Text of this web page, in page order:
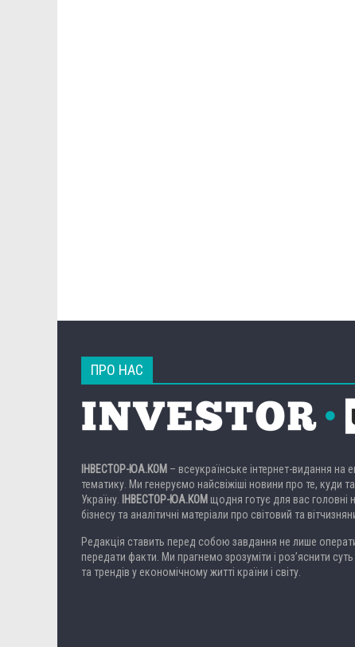
ПРО НАС
ІНВЕСТОР-ЮА.КОМ – всеукраїнське інтернет-видання на
тематику. Ми генеруємо найсвіжіші новини про те, куди
Україну. ІНВЕСТОР-ЮА.КОМ щодня готує для вас головні
бізнесу та аналітичні матеріали про світовий та
Редакція ставить перед собою завдання не лише
передати факти. Ми прагнемо зрозуміти і роз’яснити суть
та трендів у економічному житті країни і світу.